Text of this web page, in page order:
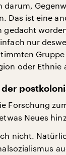
darum,
Das ist eine
gedacht
nur
oder Ethnie
Forschung
Neues
nicht.